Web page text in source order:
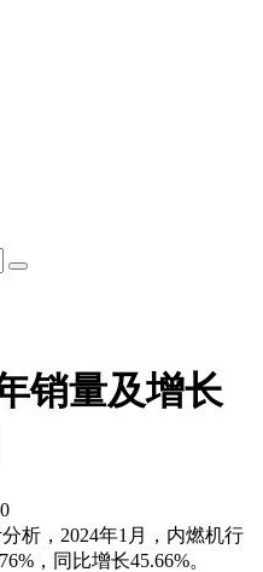
销量及增长
析，2024年1月，内燃机行
，同比增长45.66%。